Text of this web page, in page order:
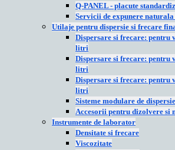
Q-PANEL - placute
Servicii de expunere
Utilaje pentru dispersie si frecare
Dispersare si frecare: pentru
litri
Dispersare si frecare: pentru
litri
Dispersare si frecare: pentru
litri
Sisteme modulare de
Accesorii pentru dizolvere si
Instrumente de laborator
Densitate si frecare
Viscozitate